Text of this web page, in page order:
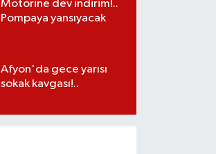
Motorine dev indirim!..
Pompaya yansıyacak
Afyon'da gece yarısı
sokak kavgası!..